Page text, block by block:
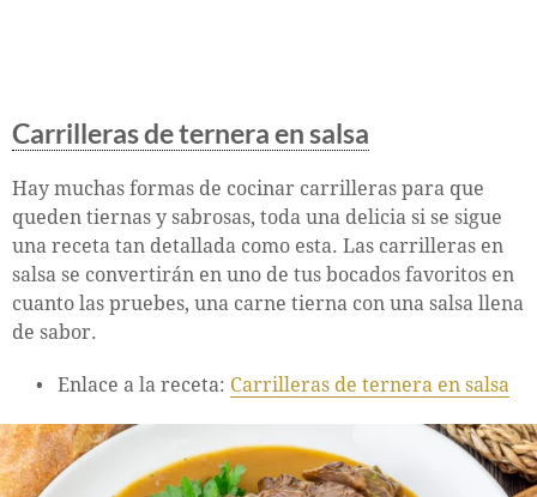
Carrilleras de ternera en salsa
Hay muchas formas de cocinar carrilleras para que
queden tiernas y sabrosas, toda una delicia si se sigue
una receta tan detallada como esta. Las carrilleras en
salsa se convertirán en uno de tus bocados favoritos en
cuanto las pruebes, una carne tierna con una salsa llena
de sabor.
Enlace a la receta: Carrilleras de ternera en salsa